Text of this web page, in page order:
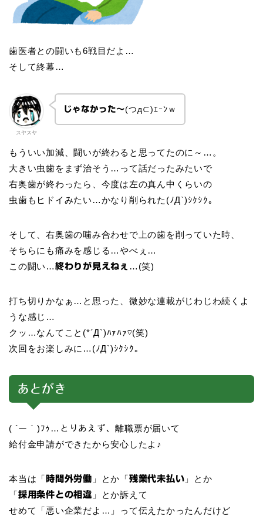
歯医者との闘いも6戦目だよ…
そして終幕…
スヤスヤ
じゃなかった～(つд⊂)ｴｰﾝｗ
もういい加減、闘いが終わると思ってたのに～…。
大きい虫歯をまず治そう…って話だったみたいで
右奥歯が終わったら、今度は左の真ん中くらいの
虫歯もヒドイみたい…かなり削られた(ﾉД`)ｼｸｼｸ。
そして、右奥歯の噛み合わせで上の歯を削っていた時、
そちらにも痛みを感じる…やべぇ…
この闘い… 終わりが見えねぇ …(笑)
打ち切りかなぁ…と思った、微妙な連載がじわじわ続くよ
うな感じ…
クッ…なんてこと(*´Д`)ﾊｧﾊｧ♡(笑)
次回をお楽しみに…(ﾉД`)ｼｸｼｸ。
あとがき
( ´ー｀)ﾌｩ…とりあえず、離職票が届いて
給付金申請ができたから安心したよ♪
本当は「 時間外労働 」とか「残業代未払い 」とか
「採用条件との相違 」とか訴えて
せめて「悪い企業だよ…」って伝えたかったんだけど